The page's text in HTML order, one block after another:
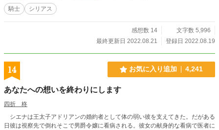
騎士 シリアス
感想数 14
文字数 5,996
最終更新日 2022.08.21
登録日 2022.08.19
14 お気に入り追加 4,241
あなたへの想いを終わりにします
四折 柊
シエナは王太子アドリアンの婚約者として体の弱い彼を支えてきた。だがある
日彼は視察先で倒れそこで男爵令嬢に看病される。彼女の献身的な看病で医者に